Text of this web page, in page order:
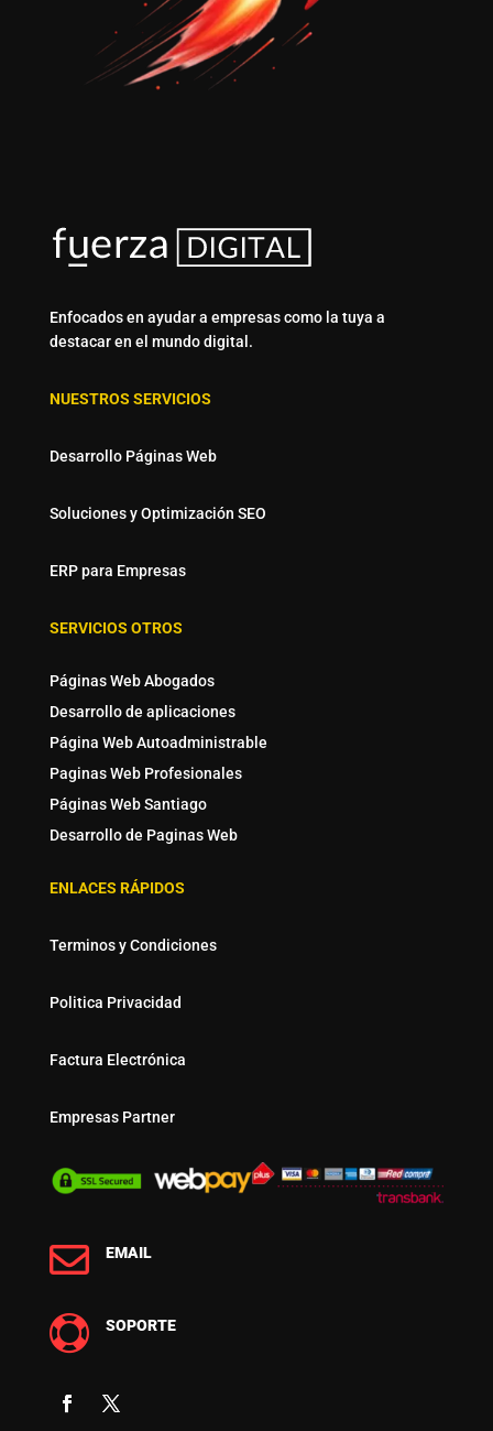
Enfocados en ayudar a empresas como la tuya a
destacar en el mundo digital.
NUESTROS SERVICIOS
Desarrollo Páginas Web
Soluciones y Optimización SEO
ERP para Empresas
SERVICIOS OTROS
Páginas Web Abogados
Desarrollo de aplicaciones
Página Web Autoadministrable
Paginas Web Profesionales
Páginas Web Santiago
Desarrollo de Paginas Web
ENLACES RÁPIDOS
Terminos y Condiciones
Politica Privacidad
Factura Electrónica
Empresas Partner
 EMAIL
 SOPORTE